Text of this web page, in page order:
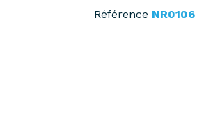
Référence NR0106